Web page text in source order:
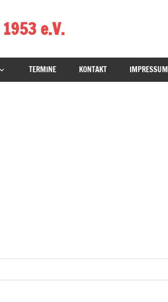
e.V.
TERMINE KONTAKT IMPRESSUM